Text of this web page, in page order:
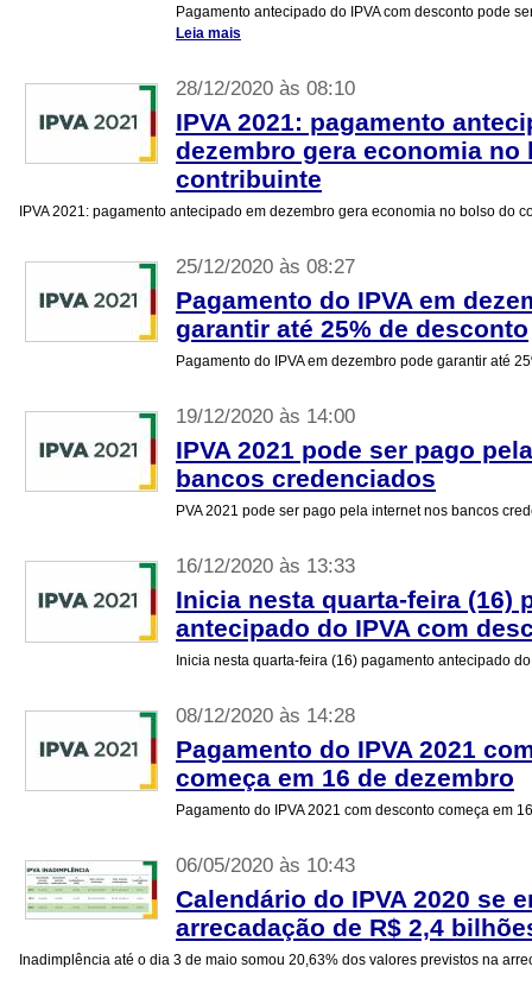
Pagamento antecipado do IPVA com desconto pode
Leia mais
28/12/2020 às 08:10
IPVA 2021: pagamento
dezembro gera economia no
contribuinte
IPVA 2021: pagamento antecipado em dezembro gera economia no bolso do
25/12/2020 às 08:27
Pagamento do IPVA em
garantir até 25% de desconto
Pagamento do IPVA em dezembro pode garantir até
19/12/2020 às 14:00
IPVA 2021 pode ser pago
bancos credenciados
PVA 2021 pode ser pago pela internet nos bancos
16/12/2020 às 13:33
Inicia nesta quarta-feira (16)
antecipado do IPVA com
Inicia nesta quarta-feira (16) pagamento antecipado
08/12/2020 às 14:28
Pagamento do IPVA 2021
começa em 16 de dezembro
Pagamento do IPVA 2021 com desconto começa em
06/05/2020 às 10:43
Calendário do IPVA 2020 se
arrecadação de R$ 2,4
Inadimplência até o dia 3 de maio somou 20,63% dos valores previstos na